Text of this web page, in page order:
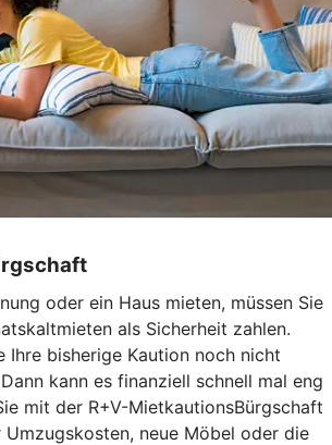
oder ein Haus mieten, müssen Sie
als Sicherheit zahlen.
Ihre bisherige Kaution noch nicht
kann es finanziell schnell mal eng
mit der R+V-MietkautionsBürgschaft
Umzugskosten, neue Möbel oder die